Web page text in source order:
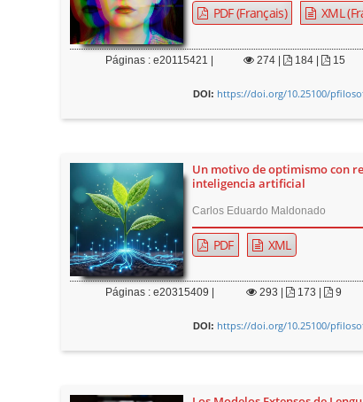
PDF (Français) XML
Páginas : e20115421 | 274 184 | 15
DOI: https://doi.org/10.25100/
Un motivo de optimismo con
inteligencia artificial
Carlos Eduardo Maldonado
PDF XML
Páginas : e20315409 | 293 173 | 9
DOI: https://doi.org/10.25100/